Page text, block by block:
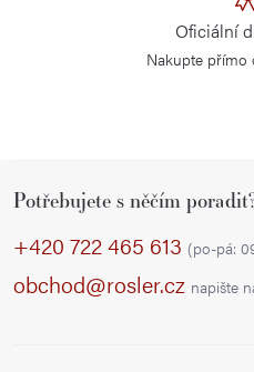
Oficiální
Nakupte přímo
Potřebujete s něčím
+420 722 465 613 (po-pá:
obchod@rosler.cz napište